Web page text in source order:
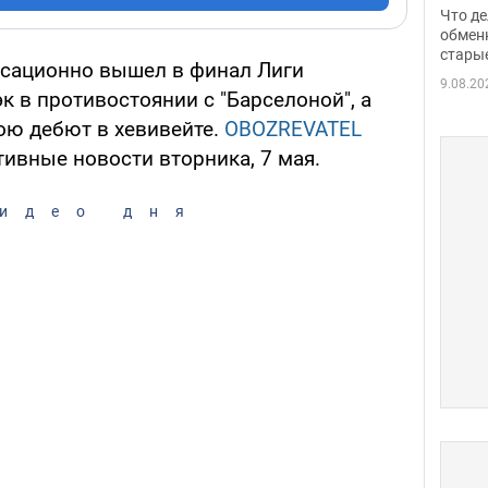
вышел в финал Лиги
в противостоянии с "Барселоной", а
дебют в хевивейте. OBOZREVATEL
новости вторника, 7 мая.
дня
Что